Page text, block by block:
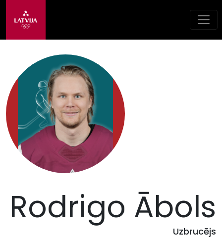
Rodrigo Ābols
Uzbrucējs